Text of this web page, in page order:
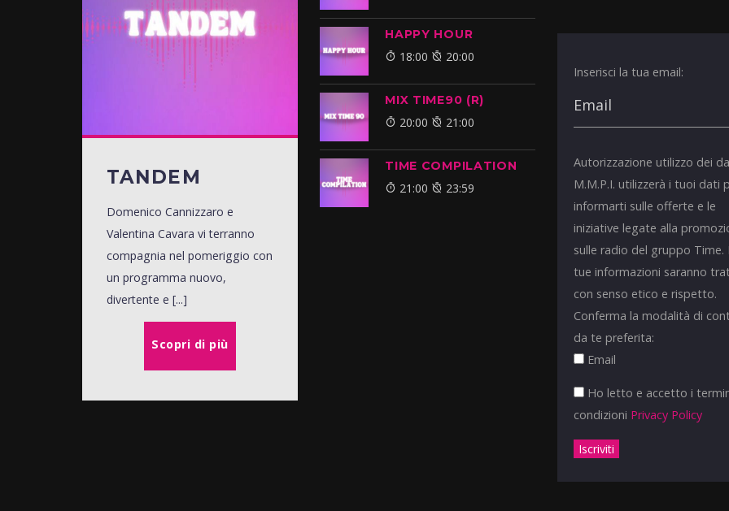
TANDEM
Domenico Cannizzaro e
Valentina Cavara vi terranno
compagnia nel pomeriggio con
un programma nuovo,
divertente e [...]
Scopri di più
HAPPY HOUR
18:00 20:00
MIX TIME90 (R)
20:00 21:00
TIME COMPILATION
21:00 23:59
Inserisci la tua email:
Autorizzazione utilizzo dei
M.M.P.I. utilizzerà i tuoi dati
informarti sulle offerte e le
iniziative legate alla
sulle radio del gruppo Time.
tue informazioni saranno
con senso etico e rispetto.
Conferma la modalità di
da te preferita:
Email
Ho letto e accetto i
condizioni Privacy Policy